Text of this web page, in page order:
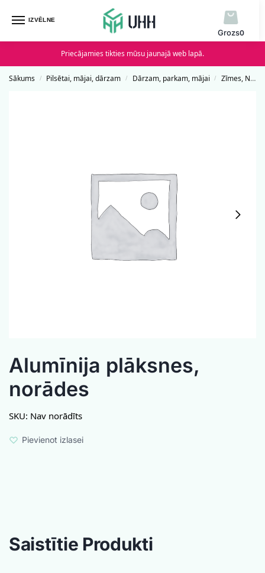
IZVĒLNE
0
Priecājamies tikties mūsu jaunajā web lapā.
Sākums / Pilsētai, mājai, dārzam / Dārzam, parkam, mājai / Zīmes, Norādes un Uzlīmes
Alumīnija plāksnes,
norādes
SKU: Nav norādīts
Pievienot izlasei
Saistītie Produkti